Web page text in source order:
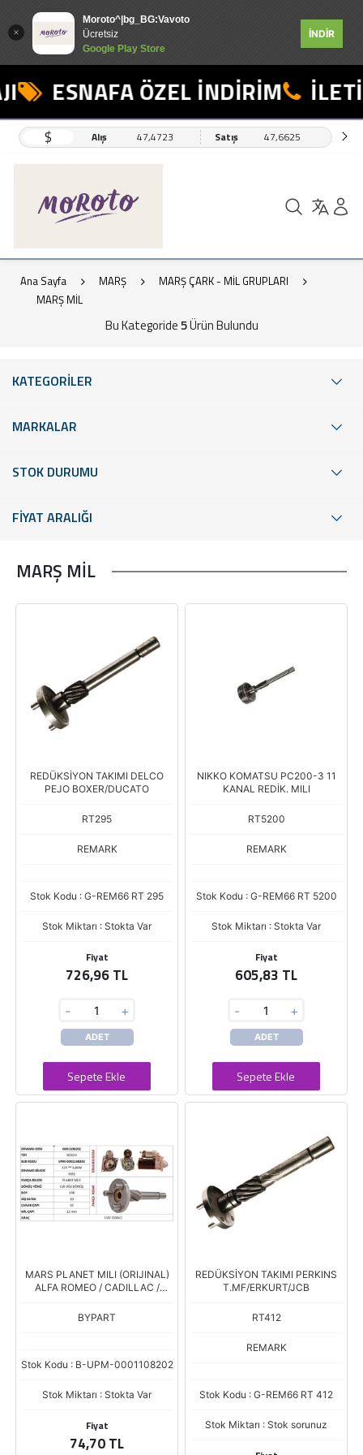
Moroto^|bg_BG:Vavoto
Ücretsiz
Google Play Store
İNDİR
ESNAFA ÖZEL İNDİRİM
$ Alış 47,4723 Satış 47,6625
Ana Sayfa MARŞ
MARŞ ÇARK - MİL GRUPLARI
MARŞ MİL
Bu Kategoride5Ürün Bulundu
KATEGORİLER
MARKALAR
STOK DURUMU
FİYAT ARALIĞI
MARŞ MİL
REDÜKSİYON TAKIMI DELCO
PEJO BOXER/DUCATO
RT295
REMARK
Stok Kodu : G-REM66 RT 295
Stok Miktarı : Stokta Var
Fiyat
726,96 TL
- +
ADET
Sepete Ekle
NIKKO KOMATSU PC200-3 11
KANAL REDİK. MILI
RT5200
REMARK
Stok Kodu : G-REM66 RT 5200
Stok Miktarı : Stokta Var
Fiyat
605,83 TL
- +
ADET
Sepete Ekle
MARS PLANET MILI (ORIJINAL)
ALFA ROMEO / CADILLAC /
OPEL / SAAB / VAUXHALL
BYPART
Stok Kodu : B-UPM-0001108202
Stok Miktarı : Stokta Var
Fiyat
74,70 TL
REDÜKSİYON TAKIMI PERKINS
T.MF/ERKURT/JCB
RT412
REMARK
Stok Kodu : G-REM66 RT 412
Stok Miktarı : Stok sorunuz